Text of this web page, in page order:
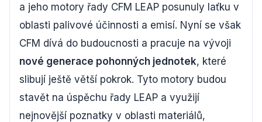
a jeho motory řady CFM LEAP posunuly laťku v
oblasti palivové účinnosti a emisí. Nyní se však
CFM dívá do budoucnosti a pracuje na vývoji
nové generace pohonných jednotek, které
slibují ještě větší pokrok. Tyto motory budou
stavět na úspěchu řady LEAP a využijí
nejnovější poznatky v oblasti materiálů,